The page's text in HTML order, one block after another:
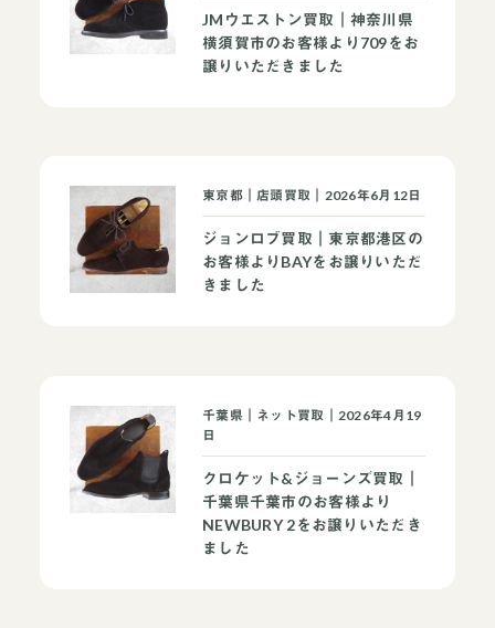
JMウエストン買取｜神奈川県
横須賀市のお客様より709をお
譲りいただきました
東京都｜店頭買取｜2026年6月12日
ジョンロブ買取｜東京都港区の
お客様よりBAYをお譲りいただ
きました
千葉県｜ネット買取｜2026年4月19
日
クロケット&ジョーンズ買取｜
千葉県千葉市のお客様より
NEWBURY 2をお譲りいただき
ました